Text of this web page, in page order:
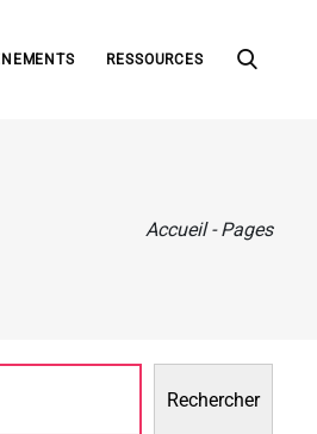
RESSOURCES
Accueil - Pages
Rechercher